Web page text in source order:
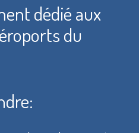
dédié aux
du